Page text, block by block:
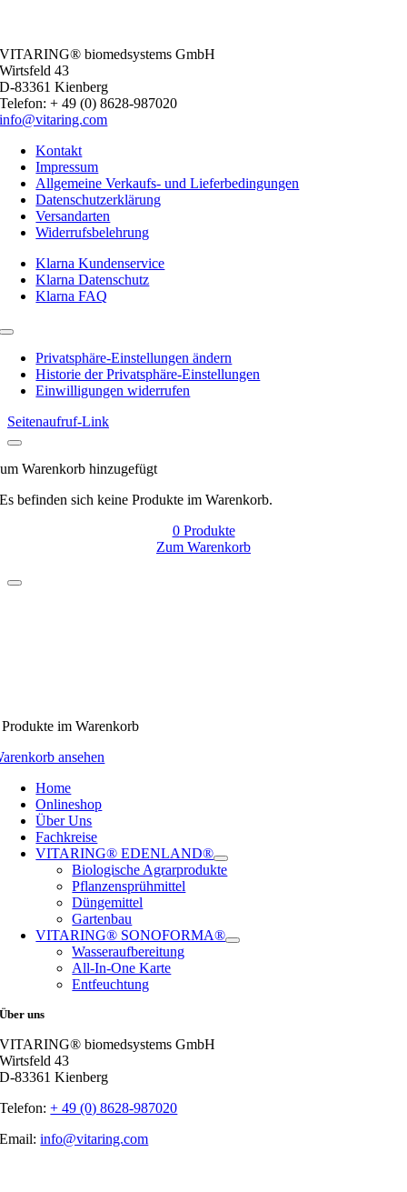
VITARING® biomedsystems GmbH
Wirtsfeld 43
D-83361 Kienberg
Telefon: + 49 (0) 8628-987020
info@vitaring.com
Kontakt
Impressum
Allgemeine Verkaufs- und Lieferbedingungen
Datenschutzerklärung
Versandarten
Widerrufsbelehrung
Klarna Kundenservice
Klarna Datenschutz
Klarna FAQ
Toggle
NavigationPrivatsphäre-Einstellungen ändern
Historie der Privatsphäre-Einstellungen
Einwilligungen widerrufen
Seitenaufruf-Link
Warenkorb hinzugefügt
Es befinden sich keine Produkte im Warenkorb.
0Produkte
Zum Warenkorb
im Warenkorb
ansehen
Home
Onlineshop
Über Uns
Fachkreise
VITARING® EDENLAND®
Biologische Agrarprodukte
Pflanzensprühmittel
Düngemittel
Gartenbau
VITARING® SONOFORMA®
Wasseraufbereitung
All-In-One Karte
Entfeuchtung
Über uns
VITARING® biomedsystems GmbH
Wirtsfeld 43
D-83361 Kienberg
Telefon:+ 49 (0) 8628-987020
Email:info@vitaring.com